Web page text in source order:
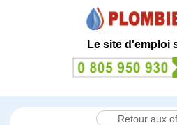
Le site d'emploi
Retour aux